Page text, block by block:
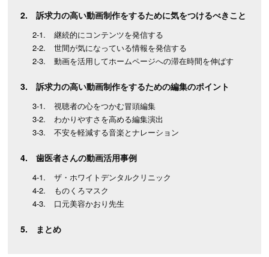
訴求力の高い動画制作をするために気をつけるべきこと
継続的にコンテンツを発信する
世間が気になっている情報を発信する
動画を活用してホームページへの滞在時間を伸ばす
訴求力の高い動画制作をするための編集のポイント
視聴者の心をつかむ冒頭編集
わかりやすさを高める編集演出
不安を軽減する音楽とナレーション
歯医者さんの動画活用事例
ザ・ホワイトデンタルクリニック
ものくろマスク
口元美容かおり先生
まとめ